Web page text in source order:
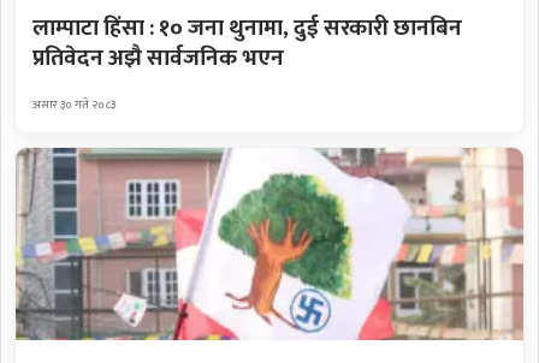
लाम्पाटा हिंसा : १० जना थुनामा, दुई सरकारी छानबिन
प्रतिवेदन अझै सार्वजनिक भएन
असार ३० गते २०८३